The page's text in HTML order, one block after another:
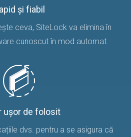
și fiabil
ceva, SiteLock va elimina în
cunoscut în mod automat.
ușor de folosit
dvs. pentru a se asigura că